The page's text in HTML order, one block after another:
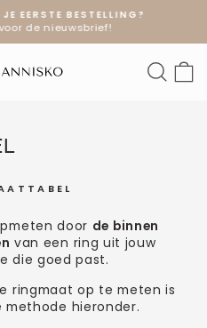
Diavoorstelling
EERSTE BESTELLING?
de nieuwsbrief!
door de binnen
van een ring uit jouw
die goed past.
ringmaat op te meten is
methode hieronder.